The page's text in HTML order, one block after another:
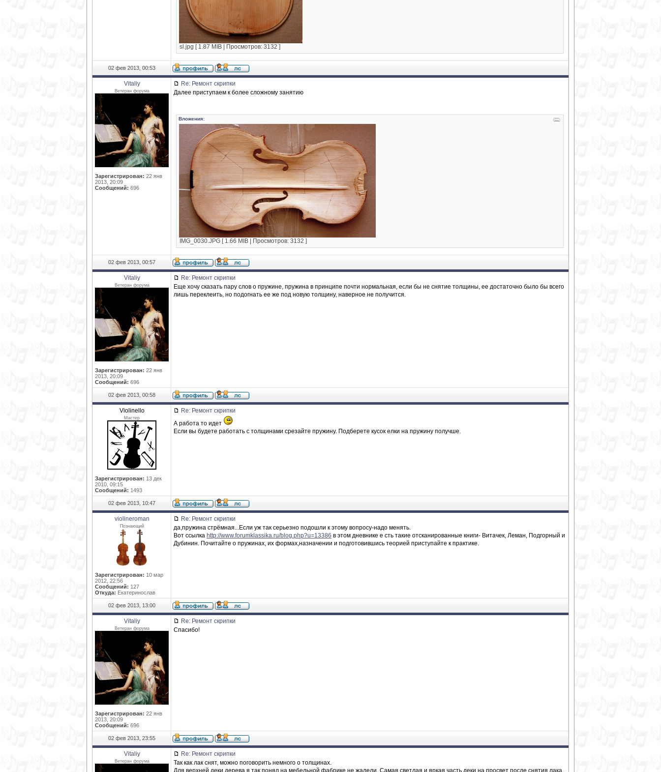
sl.jpg [ 1.87 MIB | Просмотров: 3132 ]
02 фев 2013, 00:53
Vitaliy
Ветеран форума
Зарегистрирован: 22 янв
2013, 20:09
Сообщений: 696
Re: Ремонт скрипки
Далее приступаем к более сложному занятию
Вложения:
IMG_0030.JPG [ 1.66 MIB | Просмотров: 3132 ]
02 фев 2013, 00:57
Vitaliy
Ветеран форума
Зарегистрирован: 22 янв
2013, 20:09
Сообщений: 696
Re: Ремонт скрипки
Еще хочу сказать пару слов о пружине, пружина в принципе почти нормальная, если бы не снятие толщины, ее достаточно было бы всего
лишь переклеить, но подогнать ее же под новую толщину, наверное не получится.
02 фев 2013, 00:58
Violinello
Мастер
Зарегистрирован: 13 дек
2010, 09:15
Сообщений: 1493
Re: Ремонт скрипки
А работа то идет
Если вы будете работать с толщинами срезайте пружину. Подберете кусок елки на пружину получше.
02 фев 2013, 10:47
violineroman
Познающий
Зарегистрирован: 10 мар
2012, 22:56
Сообщений: 127
Откуда: Екатеринослав
Re: Ремонт скрипки
да,пружина стрёмная...Если уж так серьезно подошли к этому вопросу-надо менять.
Вот ссылка http://www.forumklassika.ru/blog.php?u=13386 в этом дневнике е сть такие отсканированные книги- Витачек, Леман, Подгорный и
Дубинин. Почитайте о пружинах, их формах,назначении и подготовившись теорией приступайте к практике.
02 фев 2013, 13:00
Vitaliy
Ветеран форума
Зарегистрирован: 22 янв
2013, 20:09
Сообщений: 696
Re: Ремонт скрипки
Спасибо!
02 фев 2013, 23:55
Vitaliy
Ветеран форума
Re: Ремонт скрипки
Так как лак снят, можно поговорить немного о толщинах.
Для верхней деки дерева я так понял на мебельной фабрике не жалели. Самая светлая и яркая часть деки на просвет после снятия лака,